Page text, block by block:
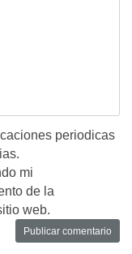
periodicas
mi
de la
web.